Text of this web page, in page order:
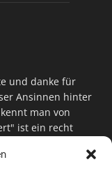
und danke für
Ansinnen hinter
man von
ist ein recht